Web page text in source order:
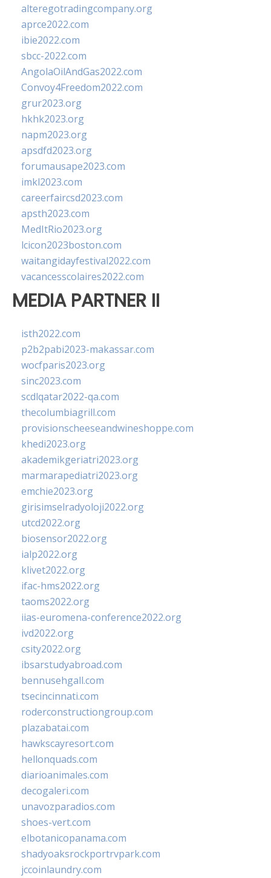
alteregotradingcompany.org
aprce2022.com
ibie2022.com
sbcc-2022.com
AngolaOilAndGas2022.com
Convoy4Freedom2022.com
grur2023.org
hkhk2023.org
napm2023.org
apsdfd2023.org
forumausape2023.com
imkl2023.com
careerfaircsd2023.com
apsth2023.com
MedItRio2023.org
lcicon2023boston.com
waitangidayfestival2022.com
vacancesscolaires2022.com
MEDIA PARTNER II
isth2022.com
p2b2pabi2023-makassar.com
wocfparis2023.org
sinc2023.com
scdlqatar2022-qa.com
thecolumbiagrill.com
provisionscheeseandwineshoppe.com
khedi2023.org
akademikgeriatri2023.org
marmarapediatri2023.org
emchie2023.org
girisimselradyoloji2022.org
utcd2022.org
biosensor2022.org
ialp2022.org
klivet2022.org
ifac-hms2022.org
taoms2022.org
iias-euromena-conference2022.org
ivd2022.org
csity2022.org
ibsarstudyabroad.com
bennusehgall.com
tsecincinnati.com
roderconstructiongroup.com
plazabatai.com
hawkscayresort.com
hellonquads.com
diarioanimales.com
decogaleri.com
unavozparadios.com
shoes-vert.com
elbotanicopanama.com
shadyoaksrockportrvpark.com
jccoinlaundry.com